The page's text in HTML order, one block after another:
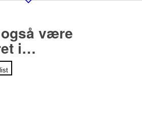
være
i…